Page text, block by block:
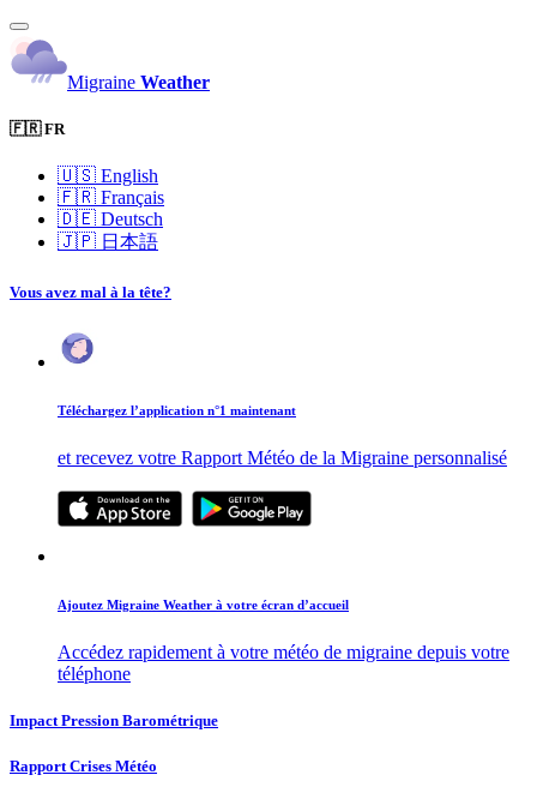
Migraine Weather
🇫🇷 FR
🇺🇸 English
🇫🇷 Français
🇩🇪 Deutsch
🇯🇵 日本語
Vous avez mal à la tête?
Téléchargez l’application n°1 maintenant
et recevez votre Rapport Météo de la Migraine personnalisé
Ajoutez Migraine Weather à votre écran d’accueil
Accédez rapidement à votre météo de migraine depuis votre
téléphone
Impact Pression Barométrique
Rapport Crises Météo